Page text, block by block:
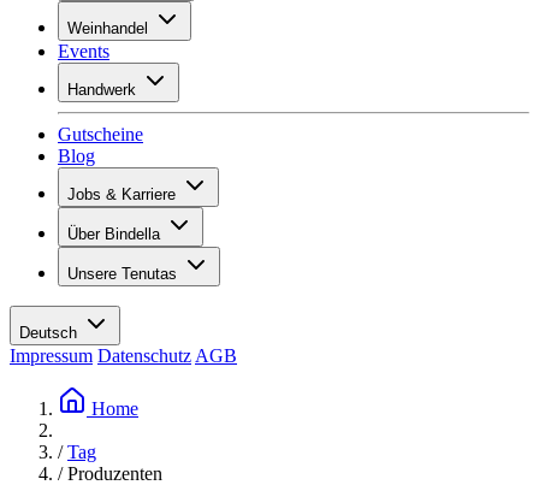
Übersicht Restaurants
Bankette & Events
Dolcezze
Weinhandel
Übersicht
Sortiment
Vinotecas
Inspiration
Weinwissen
Events
Handwerk
Übersicht
Gipsen
Gutscheine
Blog
Jobs & Karriere
Übersicht
Offene Stellen
Ihre Vorteile
Werte
Über Bindella
Geschichte
Les Moby Dicks
Kontakte
Nachhaltigkeit
Unsere Tenutas
Deutsch
Impressum Datenschutz AGB
Home
/ Tag
/ Produzenten